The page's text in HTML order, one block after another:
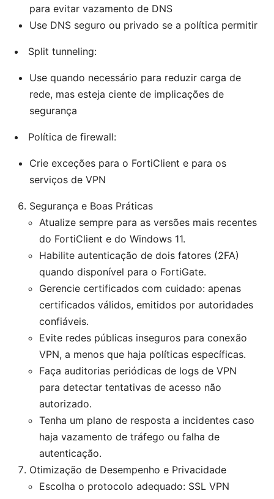
para evitar vazamento de DNS
Use DNS seguro ou privado se a política permitir
Split tunneling:
Use quando necessário para reduzir carga de
rede, mas esteja ciente de implicações de
segurança
Política de firewall:
Crie exceções para o FortiClient e para os
serviços de VPN
Segurança e Boas Práticas
Atualize sempre para as versões mais recentes
do FortiClient e do Windows 11.
Habilite autenticação de dois fatores (2FA)
quando disponível para o FortiGate.
Gerencie certificados com cuidado: apenas
certificados válidos, emitidos por autoridades
confiáveis.
Evite redes públicas inseguros para conexão
VPN, a menos que haja políticas específicas.
Faça auditorias periódicas de logs de VPN
para detectar tentativas de acesso não
autorizado.
Tenha um plano de resposta a incidentes caso
haja vazamento de tráfego ou falha de
autenticação.
Otimização de Desempenho e Privacidade
Escolha o protocolo adequado: SSL VPN